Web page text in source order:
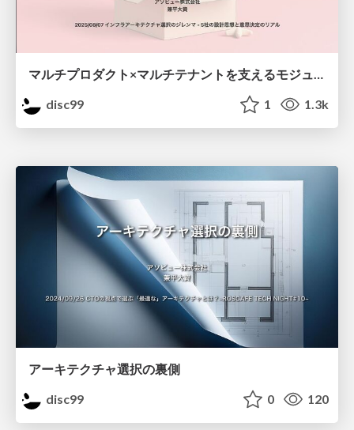
マルチプロダクト×マルチテナントを支えるモジュラモノリスを中心としたアソビューのアーキテクチャ
disc99
1 1.3k
アーキテクチャ選択の裏側
disc99
0 120